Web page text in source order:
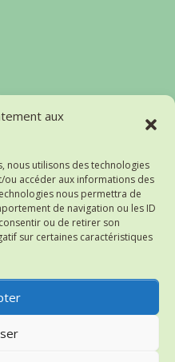
aux
nous utilisons des technologies
accéder aux informations des
nous permettra de
de navigation ou les ID
ou de retirer son
sur certaines caractéristiques